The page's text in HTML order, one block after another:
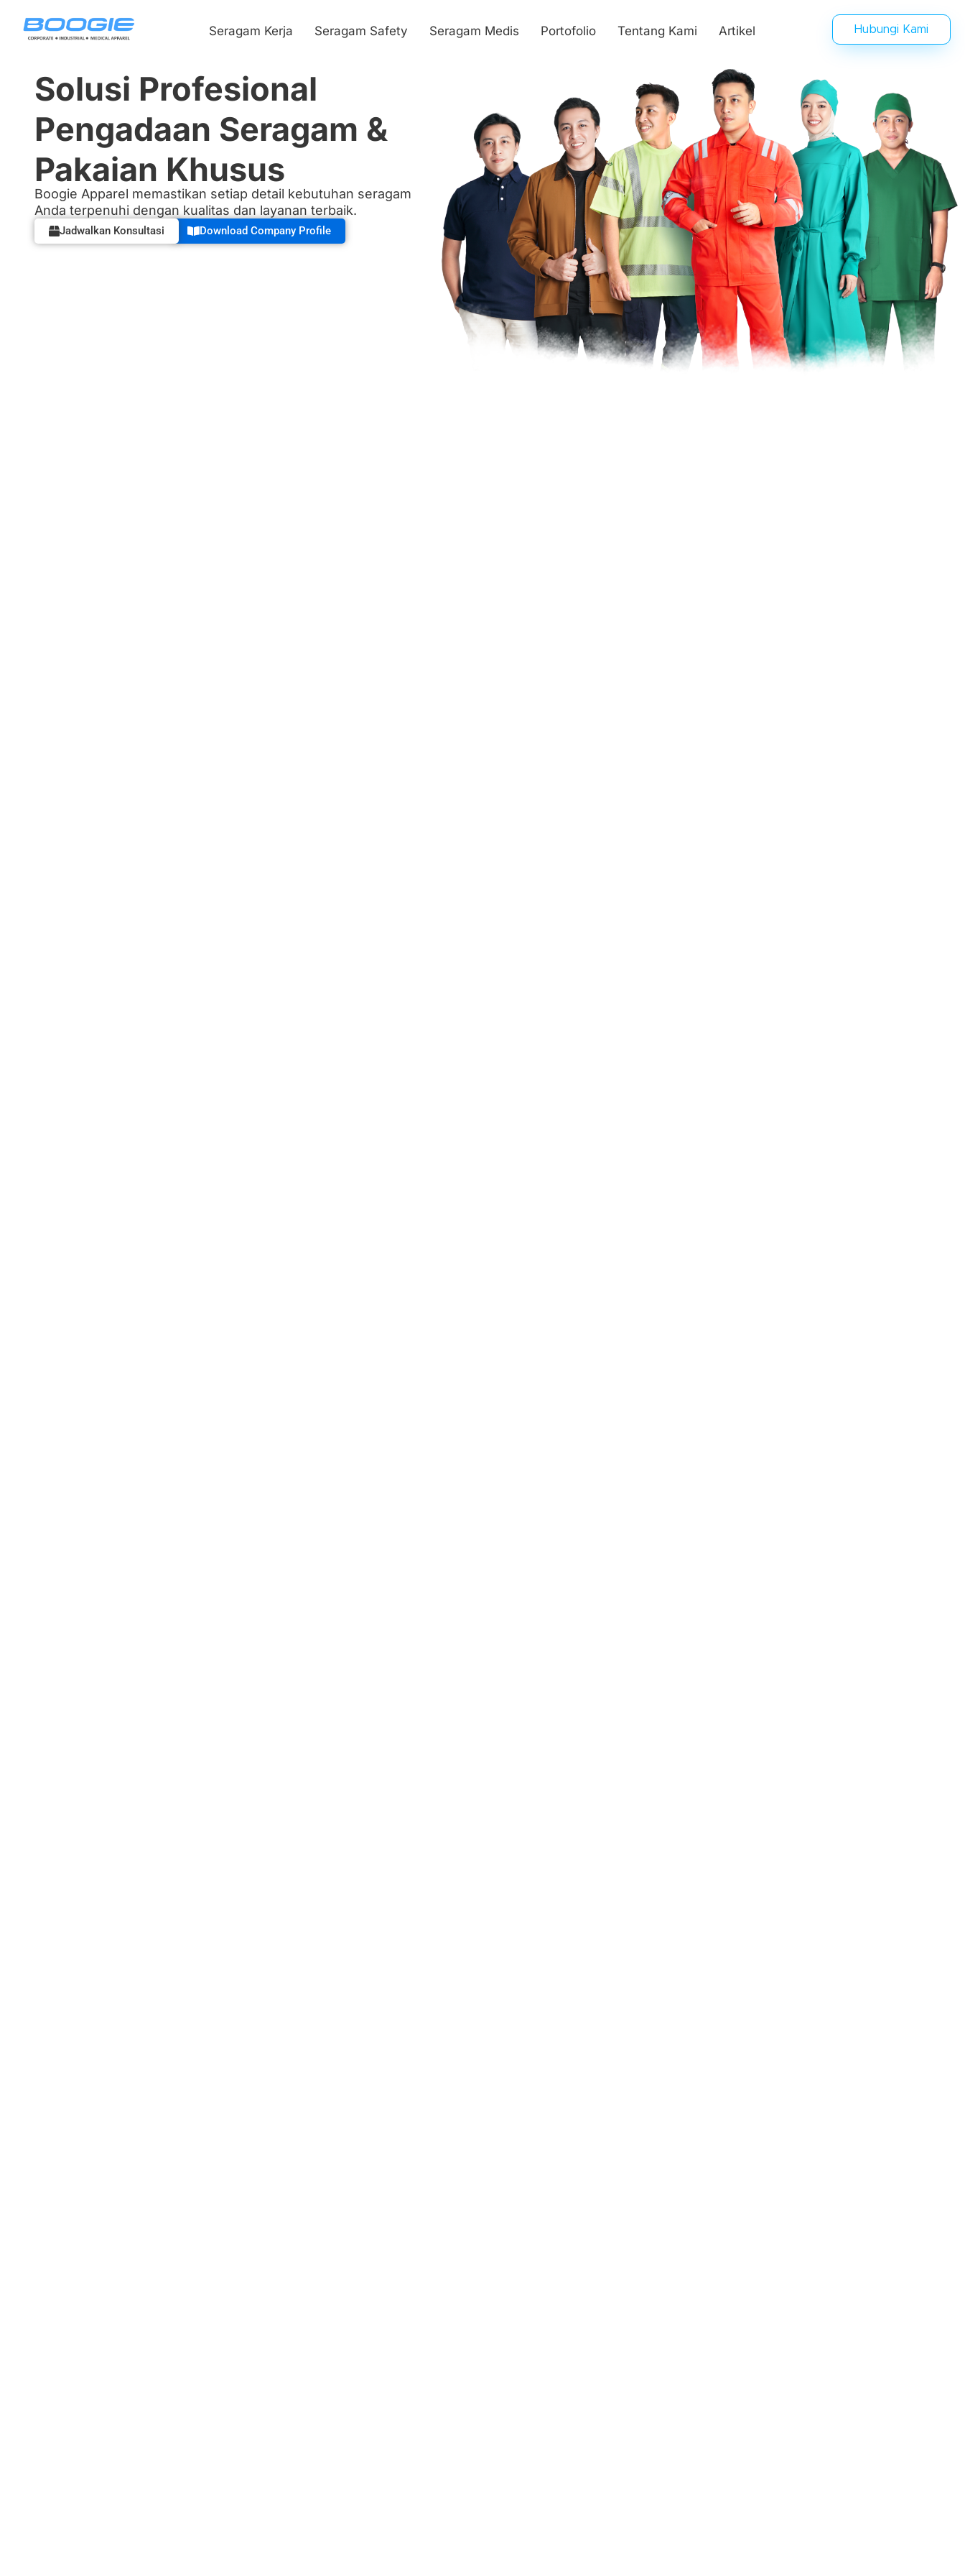
Seragam Kerja Seragam Safety Seragam Medis Portofolio Tentang Kami Artikel Hubungi Kami
Solusi Profesional
Pengadaan Seragam &
Pakaian Khusus
Boogie Apparel memastikan setiap detail kebutuhan seragam
Anda terpenuhi dengan kualitas dan layanan terbaik.
Download Company Profile
Jadwalkan Konsultasi